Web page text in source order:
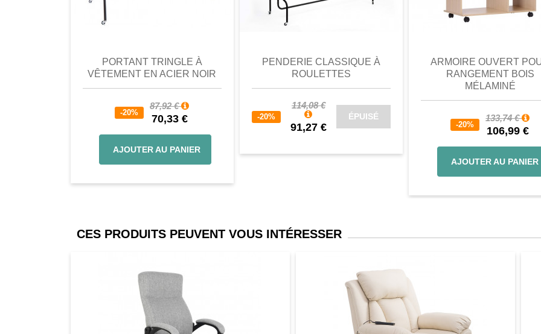
aperçu
PORTANT TRINGLE À
VÊTEMENT EN ACIER NOIR
-20%
87,92 €
70,33 €
AJOUTER AU PANIER
PENDERIE CLASSIQUE À
ROULETTES
-20%
114,08 €
91,27 €
ÉPUISÉ
ARMOIRE OUVERT
RANGEMENT BOIS
MÉLAMINÉ
-20%
133,74 €
106,99 €
AJOUTER AU PANIER
CES PRODUITS PEUVENT VOUS INTÉRESSER